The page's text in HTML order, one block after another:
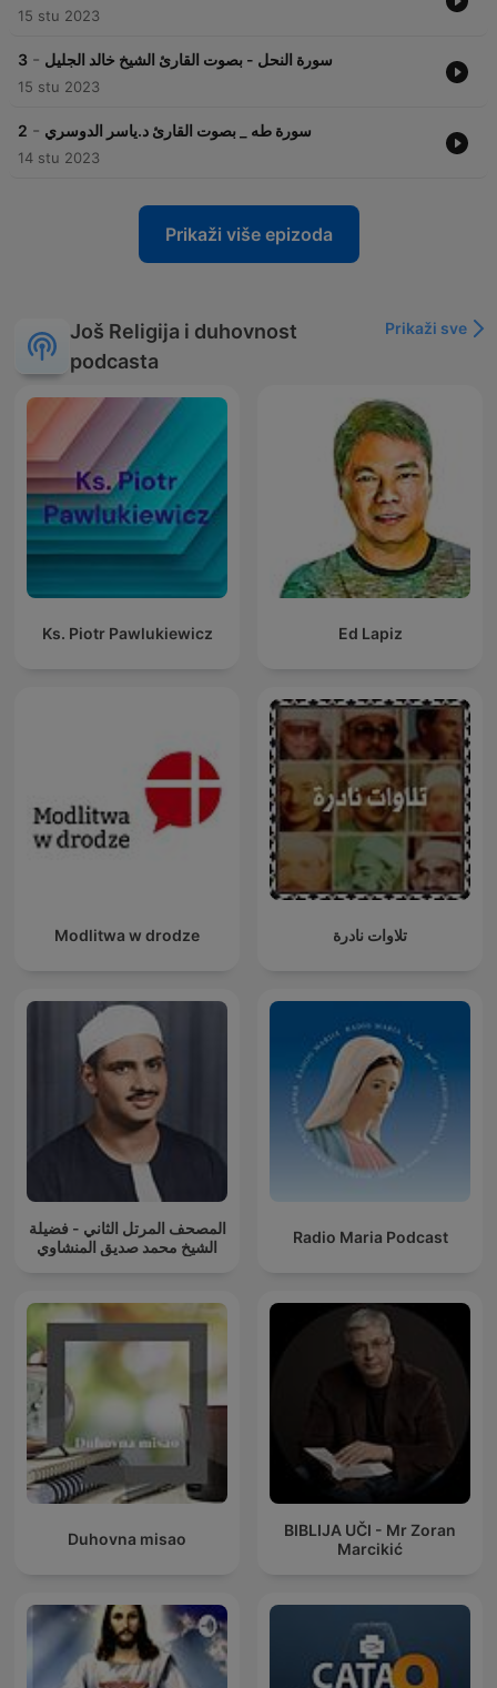
15 stu 2023
3 - سورة النحل - بصوت القارئ الشيخ خالد الجليل
15 stu 2023
2 - سورة طه _ بصوت القارئ د.ياسر الدوسري
14 stu 2023
Prikaži više epizoda
Još Religija i duhovnost
podcasta
Prikaži sve
Ks. Piotr Pawlukiewicz Ed Lapiz
Modlitwa w drodze تلاوات نادرة
المصحف المرتل الثاني - فضيلة
الشيخ محمد صديق المنشاوي
Radio Maria Podcast
Duhovna misao
BIBLIJA UČI - Mr Zoran
Marcikić